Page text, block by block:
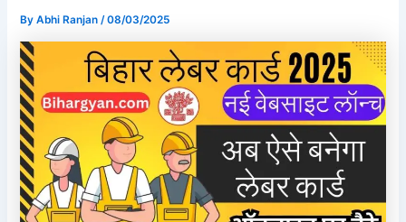
ByAbhi Ranjan/08/03/2025